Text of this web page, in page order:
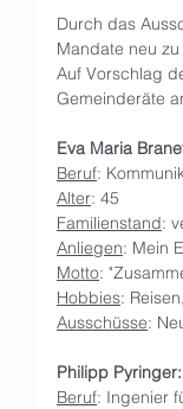
Durch das
Mandate neu
Auf Vorschlag
Gemeinderäte
Eva Maria
Beruf:
Alter: 45
Familienstand:
Anliegen: Mein
Motto:
Hobbies:
Ausschüsse:
Philipp Pyringer:
Beruf: Ingenier